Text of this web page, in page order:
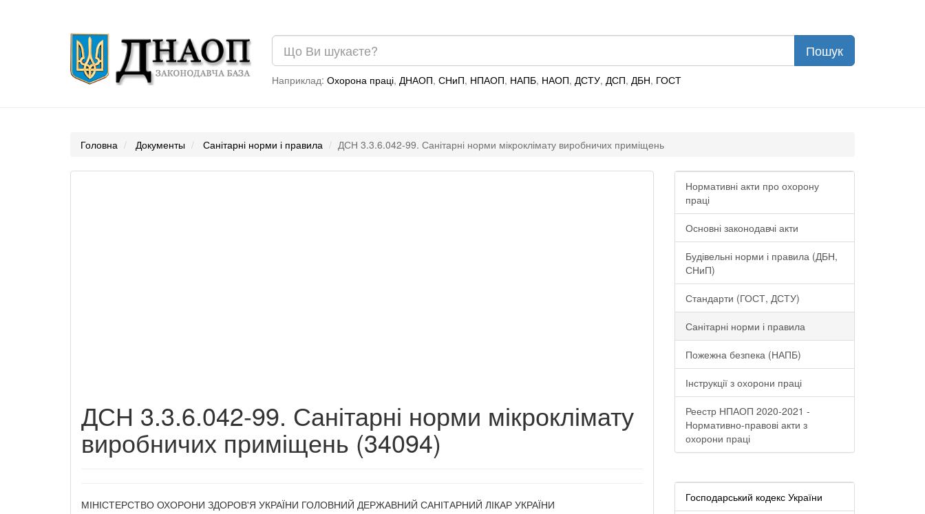
Наприклад: Охорона праці, ДНАОП, СНиП, НПАОП, НАПБ, НАОП, ДСТУ, ДСП, ДБН, ГОСТ
Головна Документы Санітарні норми і правила ДСН 3.3.6.042-99. Санітарні норми мікроклімату виробничих приміщень
ДСН 3.3.6.042-99. Санітарні норми мікроклімату
виробничих приміщень (34094)
МІНІСТЕРСТВО ОХОРОНИ ЗДОРОВ'Я УКРАЇНИ ГОЛОВНИЙ ДЕРЖАВНИЙ САНІТАРНИЙ ЛІКАР УКРАЇНИ
Нормативні акти про охорону
праці
Основні законодавчі акти
Будівельні норми і правила (ДБН,
СНиП)
Стандарти (ГОСТ, ДСТУ)
Санітарні норми і правила
Пожежна безпека (НАПБ)
Інструкції з охорони праці
Реестр НПАОП 2020-2021 -
Нормативно-правові акти з
охорони праці
Господарський кодекс України